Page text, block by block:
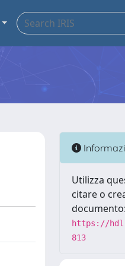
Utilizza
citare o
documento:
https://
813